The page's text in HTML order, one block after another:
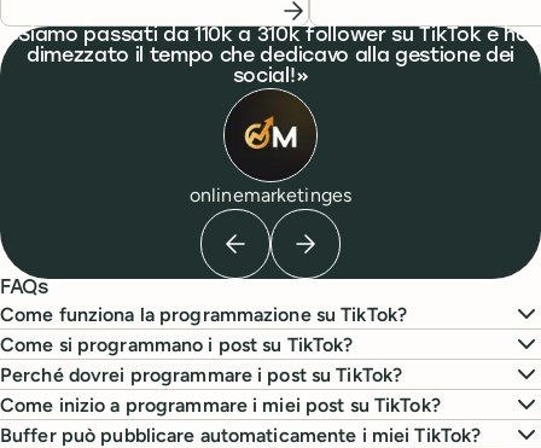
obiettivi su TikTok e a
follower.
What people are saying
Siamo passati da 110k a 310k follower su TikTok e ho
dimezzato il tempo che dedicavo alla gestione dei
social!
onlinemarketinges
Previous testimonial
Next testimonial
FAQs
Come funziona la programmazione su TikTok?
Come si programmano i post su TikTok?
Perché dovrei programmare i post su TikTok?
Come inizio a programmare i miei post su TikTok?
Buffer può pubblicare automaticamente i miei TikTok?